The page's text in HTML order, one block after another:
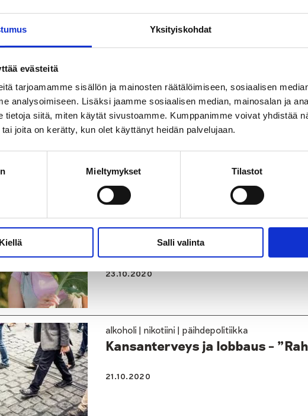
Yksityiskohdat
evästeitä
tarjoamamme sisällön ja mainosten räätälöimiseen, sosiaalisen
analysoimiseen. Lisäksi jaamme sosiaalisen median, mainosalan ja
tietoja siitä, miten käytät sivustoamme. Kumppanimme voivat yhdistää
joita on kerätty, kun olet käyttänyt heidän palvelujaan.
Mieltymykset Tilastot
Kiellä Salli valinta
alkoholi | koulu & opiskelu | lapset & nuoret
Lapsella on oikeus
päihdekasvatukseen
Uusi raportti: Näin alkoholi
kehitykseen
23.10.2020
alkoholi | nikotiini | päihdepolitiikka
Kansanterveys ja lobbaus –
21.10.2020